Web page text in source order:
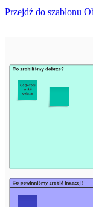
Przejdź do szablonu